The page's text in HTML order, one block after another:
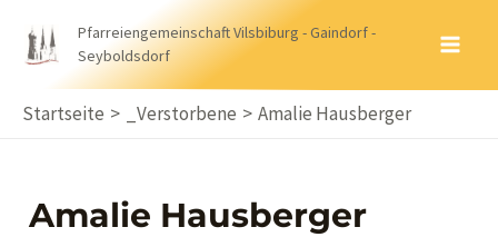
Inhalt
Pfarreiengemeinschaft Vilsbiburg - Gaindorf -
Seyboldsdorf
Startseite _Verstorbene Amalie Hausberger
Amalie Hausberger